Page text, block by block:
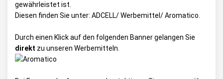
gewährleistet ist.
Diesen finden Sie unter: ADCELL/ Werbemittel/ Aromatico
Durch einen Klick auf den folgenden Banner gelangen Sie
direkt zu unseren Werbemitteln.